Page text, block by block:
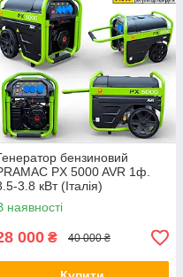
бензиновий
PX 5000 AVR 1ф.
3.8 кВт (Італія)
наявності
000 ₴ 40 000 ₴